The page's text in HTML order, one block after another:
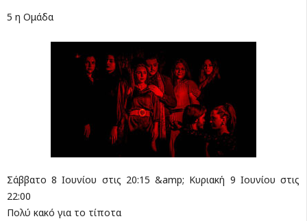
5 η Ομάδα
Σάββατο 8 Ιουνίου στις 20:15 &amp; Κυριακή 9 Ιουνίου στις
22:00
Πολύ κακό για το τίποτα